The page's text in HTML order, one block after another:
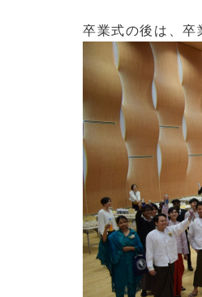
卒業式の後は、卒